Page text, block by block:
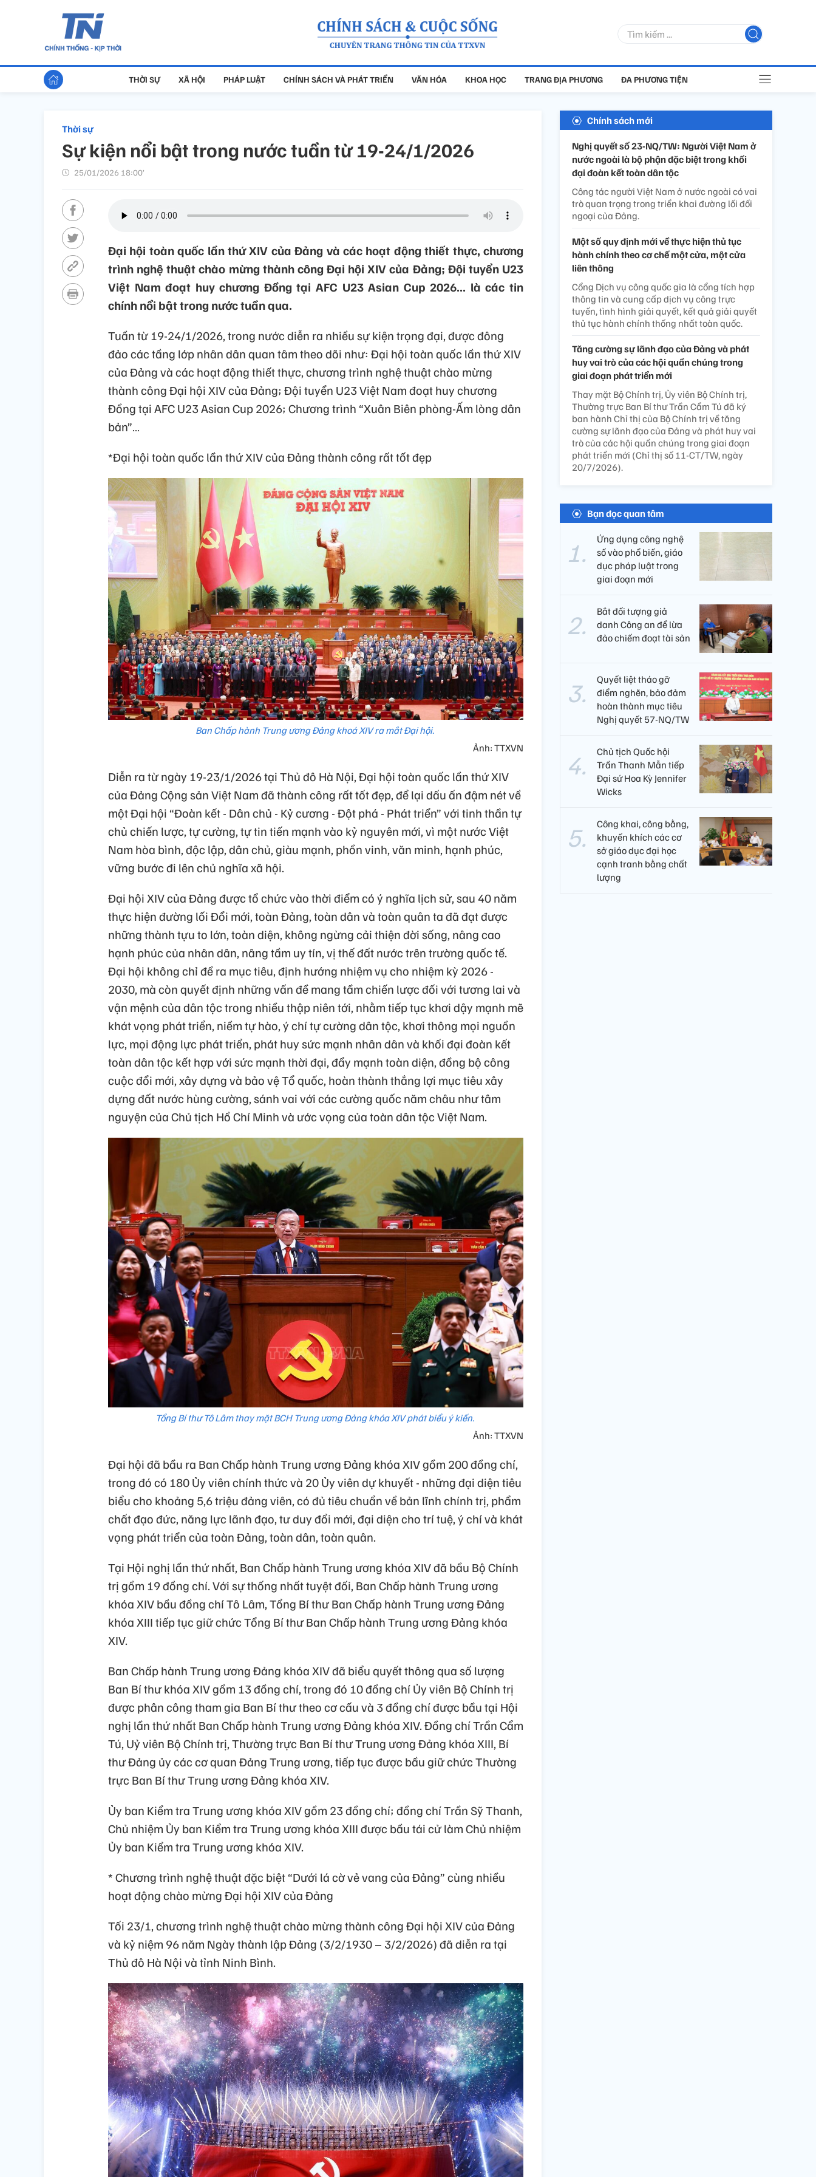
THỜI SỰ XÃ HỘI PHÁP LUẬT CHÍNH SÁCH VÀ PHÁT TRIỂN VĂN HÓA KHOA HỌC TRANG ĐỊA PHƯƠNG ĐA PHƯƠNG TIỆN
Thời sự
Sự kiện nổi bật trong nước tuần từ 19-24/1/2026
25/01/2026 18:00’
Đại hội toàn quốc lần thứ XIV của Đảng và các hoạt động thiết thực, chương
trình nghệ thuật chào mừng thành công Đại hội XIV của Đảng; Đội tuyển U23
Việt Nam đoạt huy chương Đồng tại AFC U23 Asian Cup 2026... là các tin
chính nổi bật trong nước tuần qua.
Tuần từ 19-24/1/2026, trong nước diễn ra nhiều sự kiện trọng đại, được đông
đảo các tầng lớp nhân dân quan tâm theo dõi như: Đại hội toàn quốc lần thứ XIV
của Đảng và các hoạt động thiết thực, chương trình nghệ thuật chào mừng
thành công Đại hội XIV của Đảng; Đội tuyển U23 Việt Nam đoạt huy chương
Đồng tại AFC U23 Asian Cup 2026; Chương trình “Xuân Biên phòng-Ấm lòng dân
bản”…
*Đại hội toàn quốc lần thứ XIV của Đảng thành công rất tốt đẹp
Ban Chấp hành Trung ương Đảng khoá XIV ra mắt Đại hội.
Ảnh: TTXVN
Diễn ra từ ngày 19-23/1/2026 tại Thủ đô Hà Nội, Đại hội toàn quốc lần thứ XIV
của Đảng Cộng sản Việt Nam đã thành công rất tốt đẹp, để lại dấu ấn đậm nét về
một Đại hội “Đoàn kết - Dân chủ - Kỷ cương - Đột phá - Phát triển” với tinh thần tự
chủ chiến lược, tự cường, tự tin tiến mạnh vào kỷ nguyên mới, vì một nước Việt
Nam hòa bình, độc lập, dân chủ, giàu mạnh, phồn vinh, văn minh, hạnh phúc,
vững bước đi lên chủ nghĩa xã hội.
Đại hội XIV của Đảng được tổ chức vào thời điểm có ý nghĩa lịch sử, sau 40 năm
thực hiện đường lối Đổi mới, toàn Đảng, toàn dân và toàn quân ta đã đạt được
những thành tựu to lớn, toàn diện, không ngừng cải thiện đời sống, nâng cao
hạnh phúc của nhân dân, nâng tầm uy tín, vị thế đất nước trên trường quốc tế.
Đại hội không chỉ đề ra mục tiêu, định hướng nhiệm vụ cho nhiệm kỳ 2026 -
2030, mà còn quyết định những vấn đề mang tầm chiến lược đối với tương lai và
vận mệnh của dân tộc trong nhiều thập niên tới, nhằm tiếp tục khơi dậy mạnh mẽ
khát vọng phát triển, niềm tự hào, ý chí tự cường dân tộc, khơi thông mọi nguồn
lực, mọi động lực phát triển, phát huy sức mạnh nhân dân và khối đại đoàn kết
toàn dân tộc kết hợp với sức mạnh thời đại, đẩy mạnh toàn diện, đồng bộ công
cuộc đổi mới, xây dựng và bảo vệ Tổ quốc, hoàn thành thắng lợi mục tiêu xây
dựng đất nước hùng cường, sánh vai với các cường quốc năm châu như tâm
nguyện của Chủ tịch Hồ Chí Minh và ước vọng của toàn dân tộc Việt Nam.
Tổng Bí thư Tô Lâm thay mặt BCH Trung ương Đảng khóa XIV phát biểu ý kiến.
Ảnh: TTXVN
Đại hội đã bầu ra Ban Chấp hành Trung ương Đảng khóa XIV gồm 200 đồng chí,
trong đó có 180 Ủy viên chính thức và 20 Ủy viên dự khuyết - những đại diện tiêu
biểu cho khoảng 5,6 triệu đảng viên, có đủ tiêu chuẩn về bản lĩnh chính trị, phẩm
chất đạo đức, năng lực lãnh đạo, tư duy đổi mới, đại diện cho trí tuệ, ý chí và khát
vọng phát triển của toàn Đảng, toàn dân, toàn quân.
Tại Hội nghị lần thứ nhất, Ban Chấp hành Trung ương khóa XIV đã bầu Bộ Chính
trị gồm 19 đồng chí. Với sự thống nhất tuyệt đối, Ban Chấp hành Trung ương
khóa XIV bầu đồng chí Tô Lâm, Tổng Bí thư Ban Chấp hành Trung ương Đảng
khóa XIII tiếp tục giữ chức Tổng Bí thư Ban Chấp hành Trung ương Đảng khóa
XIV.
Ban Chấp hành Trung ương Đảng khóa XIV đã biểu quyết thông qua số lượng
Ban Bí thư khóa XIV gồm 13 đồng chí, trong đó 10 đồng chí Ủy viên Bộ Chính trị
được phân công tham gia Ban Bí thư theo cơ cấu và 3 đồng chí được bầu tại Hội
nghị lần thứ nhất Ban Chấp hành Trung ương Đảng khóa XIV. Đồng chí Trần Cẩm
Tú, Uỷ viên Bộ Chính trị, Thường trực Ban Bí thư Trung ương Đảng khóa XIII, Bí
thư Đảng ủy các cơ quan Đảng Trung ương, tiếp tục được bầu giữ chức Thường
trực Ban Bí thư Trung ương Đảng khóa XIV.
Ủy ban Kiểm tra Trung ương khóa XIV gồm 23 đồng chí; đồng chí Trần Sỹ Thanh,
Chủ nhiệm Ủy ban Kiểm tra Trung ương khóa XIII được bầu tái cử làm Chủ nhiệm
Ủy ban Kiểm tra Trung ương khóa XIV.
* Chương trình nghệ thuật đặc biệt “Dưới lá cờ vẻ vang của Đảng” cùng nhiều
hoạt động chào mừng Đại hội XIV của Đảng
Tối 23/1, chương trình nghệ thuật chào mừng thành công Đại hội XIV của Đảng
và kỷ niệm 96 năm Ngày thành lập Đảng (3/2/1930 – 3/2/2026) đã diễn ra tại
Thủ đô Hà Nội và tỉnh Ninh Bình.
Chính sách mới
Nghị quyết số 23-NQ/TW: Người Việt Nam ở
nước ngoài là bộ phận đặc biệt trong khối
đại đoàn kết toàn dân tộc
Công tác người Việt Nam ở nước ngoài có vai
trò quan trọng trong triển khai đường lối đối
ngoại của Đảng.
Một số quy định mới về thực hiện thủ tục
hành chính theo cơ chế một cửa, một cửa
liên thông
Cổng Dịch vụ công quốc gia là cổng tích hợp
thông tin và cung cấp dịch vụ công trực
tuyến, tình hình giải quyết, kết quả giải quyết
thủ tục hành chính thống nhất toàn quốc.
Tăng cường sự lãnh đạo của Đảng và phát
huy vai trò của các hội quần chúng trong
giai đoạn phát triển mới
Thay mặt Bộ Chính trị, Ủy viên Bộ Chính trị,
Thường trực Ban Bí thư Trần Cẩm Tú đã ký
ban hành Chỉ thị của Bộ Chính trị về tăng
cường sự lãnh đạo của Đảng và phát huy vai
trò của các hội quần chúng trong giai đoạn
phát triển mới (Chỉ thị số 11-CT/TW, ngày
20/7/2026).
Bạn đọc quan tâm
Ứng dụng công nghệ
số vào phổ biến, giáo
dục pháp luật trong
giai đoạn mới
Bắt đối tượng giả
danh Công an để lừa
đảo chiếm đoạt tài sản
Quyết liệt tháo gỡ
điểm nghẽn, bảo đảm
hoàn thành mục tiêu
Nghị quyết 57-NQ/TW
Chủ tịch Quốc hội
Trần Thanh Mẫn tiếp
Đại sứ Hoa Kỳ Jennifer
Wicks
Công khai, công bằng,
khuyến khích các cơ
sở giáo dục đại học
cạnh tranh bằng chất
lượng​